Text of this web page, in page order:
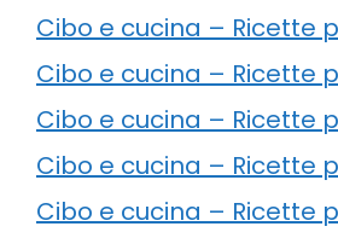
Cibo e cucina – Ricette
Cibo e cucina – Ricette
Cibo e cucina – Ricette
Cibo e cucina – Ricette
Cibo e cucina – Ricette